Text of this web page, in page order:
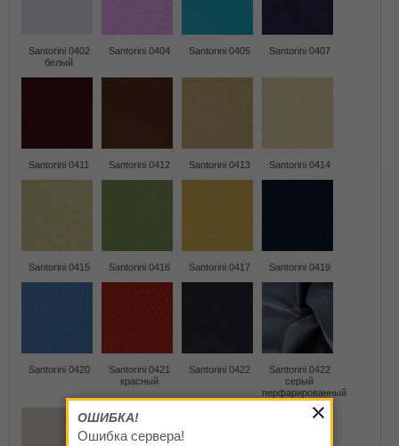
Santorini 0402
белый
Santorini 0404 Santorini 0405 Santorini 0407
Santorini 0411 Santorini 0412 Santorini 0413 Santorini 0414
Santorini 0415 Santorini 0416 Santorini 0417 Santorini 0419
Santorini 0420
Santorini 0421
красный
Santorini 0422
Santorini 0422
серый
перфарированный
ОШИБКА!
Ошибка сервера!